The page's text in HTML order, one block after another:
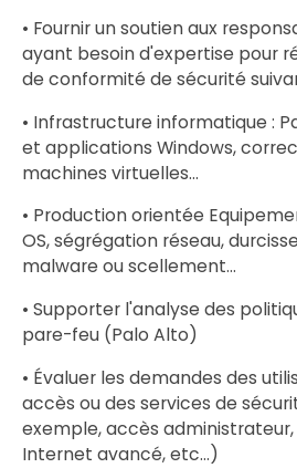
• Fournir un soutien aux
ayant besoin d'expertise pour
de conformité de sécurité
• Infrastructure informatique :
et applications Windows,
machines virtuelles...
• Production orientée
OS, ségrégation réseau,
malware ou scellement...
• Supporter l'analyse des
pare-feu (Palo Alto)
• Évaluer les demandes des
accès ou des services de
exemple, accès administrateur,
Internet avancé, etc...)